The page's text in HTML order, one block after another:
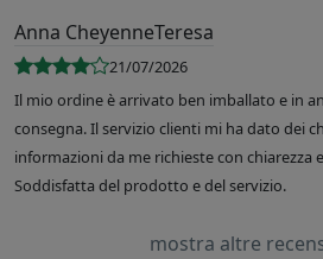
Anna CheyenneTeresa
21/07/2026
Il mio ordine è arrivato ben imballato e in
consegna. Il servizio clienti mi ha dato dei
informazioni da me richieste con chiarezza
Soddisfatta del prodotto e del servizio.
mostra altre